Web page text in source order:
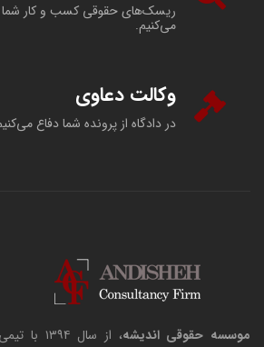
ریسک‌های حقوقی کسب و کار شما
می‌کنیم.
وکالت دعاوی
در دادگاه از پرونده شما دفاع
موسسه حقوقی اندیشه
، از سال